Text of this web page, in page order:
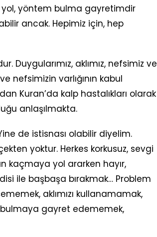
yöntem bulma gayretimdir
ancak. Hepimiz için, hep
Duygularımız, aklımız, nefsimiz ve
nefsimizin varlığının kabul
Kuran’da kalp hastalıkları olarak
anlaşılmakta.
de istisnası olabilir diyelim.
yoktur. Herkes korkusuz, sevgi
kaçmaya yol ararken hayır,
ile başbaşa bırakmak… Problem
aklımızı kullanamamak,
gayret edememek,